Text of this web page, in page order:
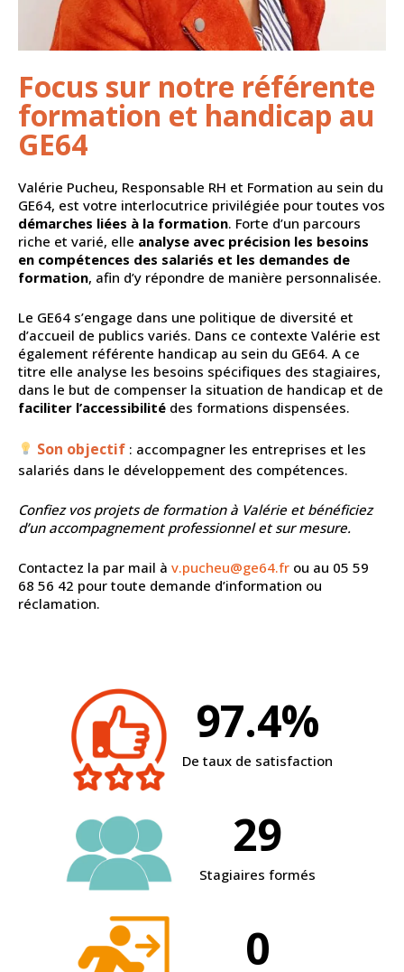
Focus sur notre référente
formation et handicap au
GE64
Valérie Pucheu, Responsable RH et Formation au sein du
GE64, est votre interlocutrice privilégiée pour toutes vos
démarches liées à la formation. Forte d’un parcours
riche et varié, elle analyse avec précision les besoins
en compétences des salariés et les demandes de
formation, afin d’y répondre de manière personnalisée.
Le GE64 s’engage dans une politique de diversité et
d’accueil de publics variés. Dans ce contexte Valérie est
également référente handicap au sein du GE64. A ce
titre elle analyse les besoins spécifiques des stagiaires,
dans le but de compenser la situation de handicap et de
faciliter l’accessibilité des formations dispensées.
Son objectif : accompagner les entreprises et les
salariés dans le développement des compétences.
Confiez vos projets de formation à Valérie et bénéficiez
d’un accompagnement professionnel et sur mesure.
Contactez la par mail à v.pucheu@ge64.fr ou au 05 59
68 56 42 pour toute demande d’information ou
réclamation.
97.4%
De taux de satisfaction
29
Stagiaires formés
0